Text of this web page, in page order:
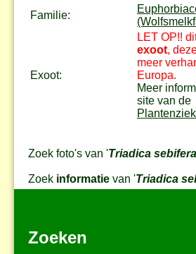
Familie:
Exoot:
LET OP!!
exoot,
meer
Europa.
Meer
site van de
Zoek foto's van 'Triadica sebifera
Zoek informatie van 'Triadica
Zoeken